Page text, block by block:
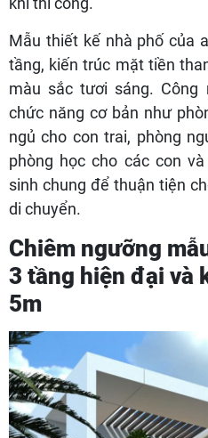
Mẫu thiết kế nhà phố của
tầng, kiến trúc mặt tiền
màu sắc tươi sáng. Công
chức năng cơ bản như
ngủ cho con trai, phòng
phòng học cho các con
sinh chung để thuận tiện
di chuyển.
Chiêm ngưỡng
3 tầng hiện đại và
5m